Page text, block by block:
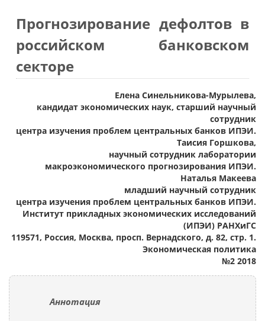
Прогнозирование дефолтов в
российском банковском
секторе
Елена Синельникова-Мурылева,
кандидат экономических наук, старший научный
сотрудник
центра изучения проблем центральных банков ИПЭИ.
Таисия Горшкова,
научный сотрудник лаборатории
макроэкономического прогнозирования ИПЭИ.
Наталья Макеева
младший научный сотрудник
центра изучения проблем центральных банков ИПЭИ.
Институт прикладных экономических исследований
(ИПЭИ) РАНХиГС
119571, Россия, Москва, просп. Вернадского, д. 82, стр. 1.
Экономическая политика
№2 2018
Аннотация